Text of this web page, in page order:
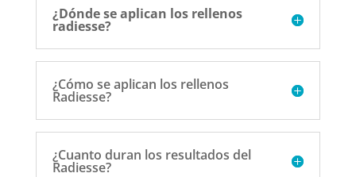
¿Dónde se aplican los rellenos
radiesse?
¿Cómo se aplican los rellenos
Radiesse?
¿Cuanto duran los resultados del
Radiesse?